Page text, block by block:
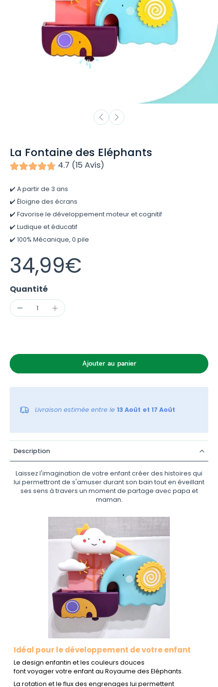
La Fontaine des Eléphants
4.7 (15 Avis)
✔️ A partir de 3 ans
✔️ Éloigne des écrans
✔️ Favorise le développement moteur et cognitif
✔️ Ludique et éducatif
✔️ 100% Mécanique, 0 pile
34,99€
Quantité
Ajouter au panier
Livraison estimée entre le 13 Août et 17 Août
Description
Laissez l'imagination de votre enfant créer des histoires qui
lui permettront de s'amuser durant son bain tout en éveillant
ses sens à travers un moment de partage avec papa et
maman.
Idéal pour le développement de votre enfant
Le design enfantin et les couleurs douces
font voyager votre enfant au Royaume des Eléphants.
La rotation et le flux des engrenages lui permettent